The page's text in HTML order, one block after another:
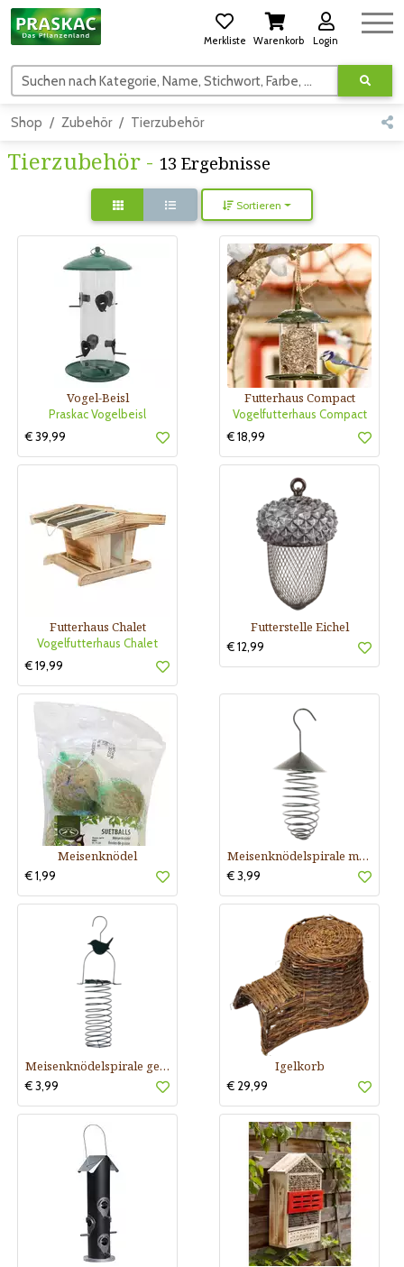
Merkliste Warenkorb Login
Suchen nach Kategorie, Name, Stichwort, Farbe, usw.
Shop Zubehör Tierzubehör
Tierzubehör - 13 Ergebnisse
Sortieren
Vogel-Beisl
Praskac Vogelbeisl
€ 39,99
Futterhaus Compact
Vogelfutterhaus Compact
€ 18,99
Futterhaus Chalet
Vogelfutterhaus Chalet
€ 19,99
Futterstelle Eichel
€ 12,99
Meisenknödel
€ 1,99
Meisenknödelspirale mit Dach
€ 3,99
Meisenknödelspirale gerade
€ 3,99
Igelkorb
€ 29,99